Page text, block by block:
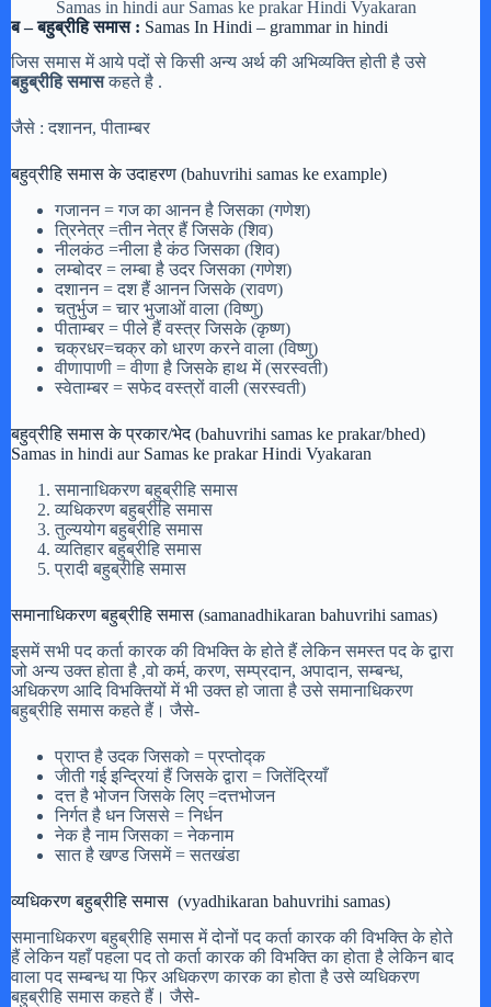
Samas in hindi aur Samas ke prakar Hindi Vyakaran
ब – बहुब्रीहि समास : Samas In Hindi – grammar in hindi
जिस समास में आये पदों से किसी अन्य अर्थ की अभिव्यक्ति होती है उसे
बहुब्रीहि समासकहते है .
जैसे : दशानन, पीताम्बर
बहुव्रीहि समास के उदाहरण (bahuvrihi samas ke example)
गजानन = गज का आनन है जिसका (गणेश)
त्रिनेत्र =तीन नेत्र हैं जिसके (शिव)
नीलकंठ =नीला है कंठ जिसका (शिव)
लम्बोदर = लम्बा है उदर जिसका (गणेश)
दशानन = दश हैं आनन जिसके (रावण)
चतुर्भुज = चार भुजाओं वाला (विष्णु)
पीताम्बर = पीले हैं वस्त्र जिसके (कृष्ण)
चक्रधर=चक्र को धारण करने वाला (विष्णु)
वीणापाणी = वीणा है जिसके हाथ में (सरस्वती)
स्वेताम्बर = सफेद वस्त्रों वाली (सरस्वती)
बहुव्रीहि समास के प्रकार/भेद (bahuvrihi samas ke prakar/bhed)
Samas in hindi aur Samas ke prakar Hindi Vyakaran
समानाधिकरण बहुब्रीहि समास
व्यधिकरण बहुब्रीहि समास
तुल्ययोग बहुब्रीहि समास
व्यतिहार बहुब्रीहि समास
प्रादी बहुब्रीहि समास
समानाधिकरण बहुब्रीहि समास (samanadhikaran bahuvrihi samas)
इसमें सभी पद कर्ता कारक की विभक्ति के होते हैं लेकिन समस्त पद के द्वारा
जो अन्य उक्त होता है ,वो कर्म, करण, सम्प्रदान, अपादान, सम्बन्ध,
अधिकरण आदि विभक्तियों में भी उक्त हो जाता है उसे समानाधिकरण
बहुब्रीहि समास कहते हैं। जैसे-
प्राप्त है उदक जिसको = प्रप्तोद्क
जीती गई इन्द्रियां हैं जिसके द्वारा = जितेंद्रियाँ
दत्त है भोजन जिसके लिए =दत्तभोजन
निर्गत है धन जिससे = निर्धन
नेक है नाम जिसका = नेकनाम
सात है खण्ड जिसमें = सतखंडा
व्यधिकरण बहुब्रीहि समास (vyadhikaran bahuvrihi samas)
समानाधिकरण बहुब्रीहि समास में दोनों पद कर्ता कारक की विभक्ति के होते
हैं लेकिन यहाँ पहला पद तो कर्ता कारक की विभक्ति का होता है लेकिन बाद
वाला पद सम्बन्ध या फिर अधिकरण कारक का होता है उसे व्यधिकरण
बहुब्रीहि समास कहते हैं। जैसे-